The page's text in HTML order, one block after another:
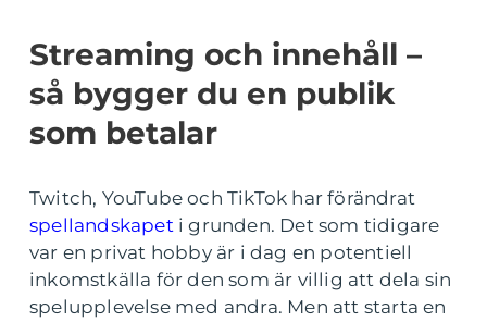
Streaming och innehåll –
så bygger du en publik
som betalar
Twitch, YouTube och TikTok har förändrat
spellandskapeti grunden. Det som tidigare
var en privat hobby är i dag en potentiell
inkomstkälla för den som är villig att dela sin
spelupplevelse med andra. Men att starta en